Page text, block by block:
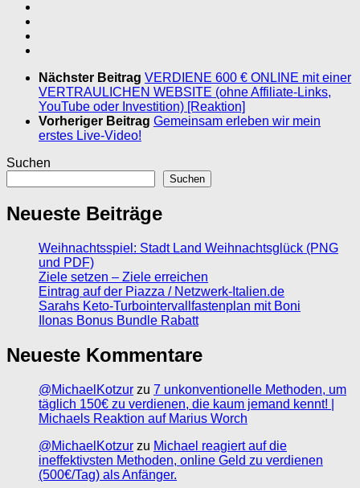
Nächster Beitrag VERDIENE 600 € ONLINE mit einer
VERTRAULICHEN WEBSITE (ohne Affiliate-Links,
YouTube oder Investition) [Reaktion]
Vorheriger Beitrag Gemeinsam erleben wir mein
erstes Live-Video!
Suchen
Suchen
Neueste Beiträge
Weihnachtsspiel: Stadt Land Weihnachtsglück (PNG
und PDF)
Ziele setzen – Ziele erreichen
Eintrag auf der Piazza / Netzwerk-Italien.de
Sarahs Keto-Turbointervallfastenplan mit Boni
Ilonas Bonus Bundle Rabatt
Neueste Kommentare
@MichaelKotzur zu 7 unkonventionelle Methoden, um
täglich 150€ zu verdienen, die kaum jemand kennt! |
Michaels Reaktion auf Marius Worch
@MichaelKotzur zu Michael reagiert auf die
ineffektivsten Methoden, online Geld zu verdienen
(500€/Tag) als Anfänger.